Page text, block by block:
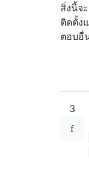
สิ่งนี้จ
ติดตั้ง
ตอบอื่
3